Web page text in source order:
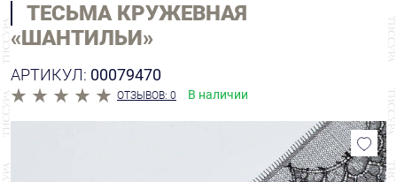
ТЕСЬМА КРУЖЕВНАЯ
«ШАНТИЛЬИ»
АРТИКУЛ: 00079470
ОТЗЫВОВ: 0 В наличии